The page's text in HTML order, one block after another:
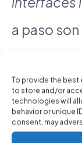
To provide the
to store and/or
technologies will
behavior or unique
consent, may
a paso
y reseñas